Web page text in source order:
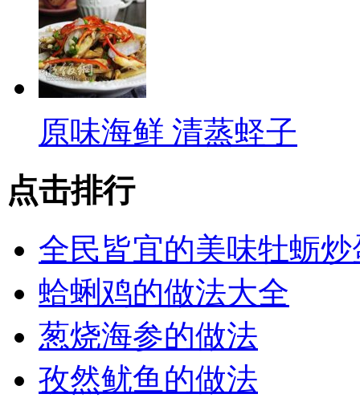
原味海鲜 清蒸蛏子
点击排行
全民皆宜的美味牡蛎炒
蛤蜊鸡的做法大全
葱烧海参的做法
孜然鱿鱼的做法